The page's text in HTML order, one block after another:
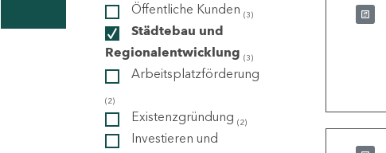
Öffentliche Kunden (3)
Städtebau und
Regionalentwicklung (3)
Arbeitsplatzförderung
(2)
Existenzgründung (2)
Investieren und